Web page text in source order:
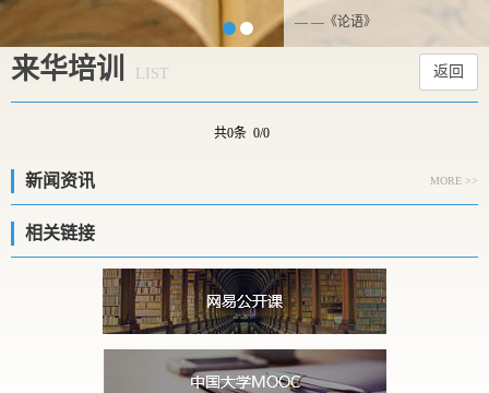
— —《论语》
来华培训 LIST 返回
共0条 0/0
新闻资讯 MORE >>
相关链接